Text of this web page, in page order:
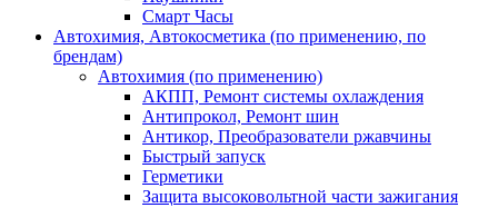
Смарт Часы
Автохимия, Автокосметика (по применению, по
брендам)
Автохимия (по применению)
АКПП, Ремонт системы охлаждения
Антипрокол, Ремонт шин
Антикор, Преобразователи ржавчины
Быстрый запуск
Герметики
Защита высоковольтной части зажигания